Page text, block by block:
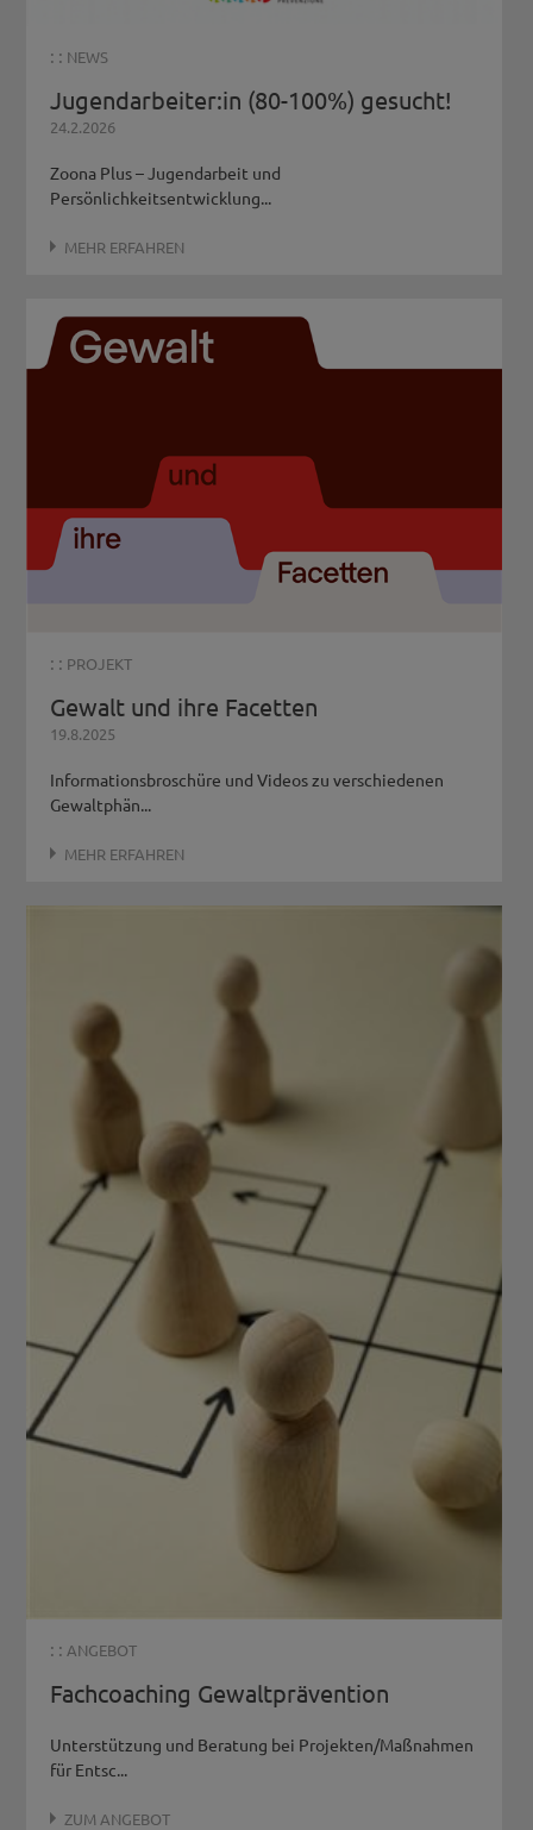
: : NEWS
Jugendarbeiter:in (80-100%) gesucht!
24.2.2026
Zoona Plus – Jugendarbeit und
Persönlichkeitsentwicklung...
MEHR ERFAHREN
: : PROJEKT
Gewalt und ihre Facetten
19.8.2025
Informationsbroschüre und Videos zu verschiedenen
Gewaltphän...
MEHR ERFAHREN
: : ANGEBOT
Fachcoaching Gewaltprävention
Unterstützung und Beratung bei Projekten/Maßnahmen
für Entsc...
ZUM ANGEBOT